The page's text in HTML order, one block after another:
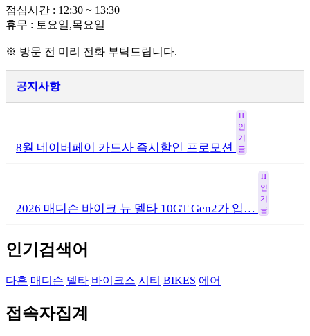
점심시간 : 12:30 ~ 13:30
휴무 : 토요일,목요일
※ 방문 전 미리 전화 부탁드립니다.
공지사항
8월 네이버페이 카드사 즉시할인 프로모션
H
인
기
글
2026 매디슨 바이크 뉴 델타 10GT Gen2가 입…
H
인
기
글
인기검색어
다혼 매디슨 델타 바이크스 시티 BIKES 에어
접속자집계